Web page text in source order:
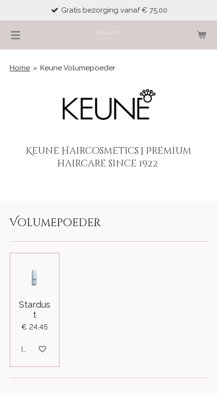
naar
de
hoofdinhoud
Gratis bezorging vanaf € 75,00
Home » Keune Volumepoeder
Keune Haircosmetics | Premium
haircare since 1922
Volumepoeder
Stardus
t
€ 24,45
In winkelwagen